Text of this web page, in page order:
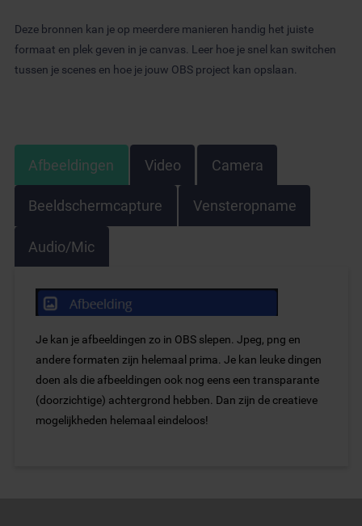
Deze bronnen kan je op meerdere manieren handig het juiste
formaat en plek geven in je canvas. Leer hoe je snel kan switchen
tussen je scenes en hoe je jouw OBS project kan opslaan.
Afbeeldingen Video Camera
Beeldschermcapture Vensteropname
Audio/Mic
Je kan je afbeeldingen zo in OBS slepen. Jpeg, png en
andere formaten zijn helemaal prima. Je kan leuke dingen
doen als die afbeeldingen ook nog eens een transparante
(doorzichtige) achtergrond hebben. Dan zijn de creatieve
mogelijkheden helemaal eindeloos!